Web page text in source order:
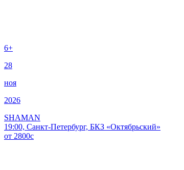
6+
28
ноя
2026
SHAMAN
19:00, Санкт-Петербург, БКЗ «Октябрьский»
от 2800c